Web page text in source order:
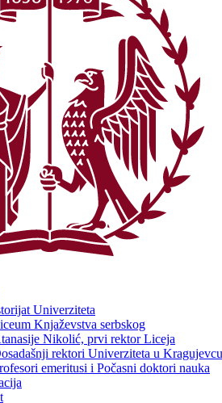
Univerziteta
Knjaževstva serbskog
Nikolić, prvi rektor Liceja
rektori Univerziteta u Kragujevcu
emeritusi i Počasni doktori nauka